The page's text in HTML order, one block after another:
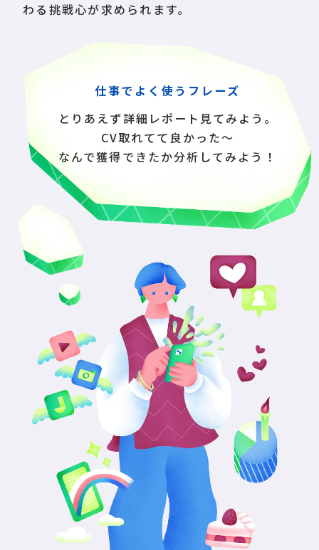
わる挑戦心が求められます。
仕事でよく使うフレーズ
とりあえず詳細レポート見てみよう。
CV取れてて良かった〜
なんで獲得できたか分析してみよう！